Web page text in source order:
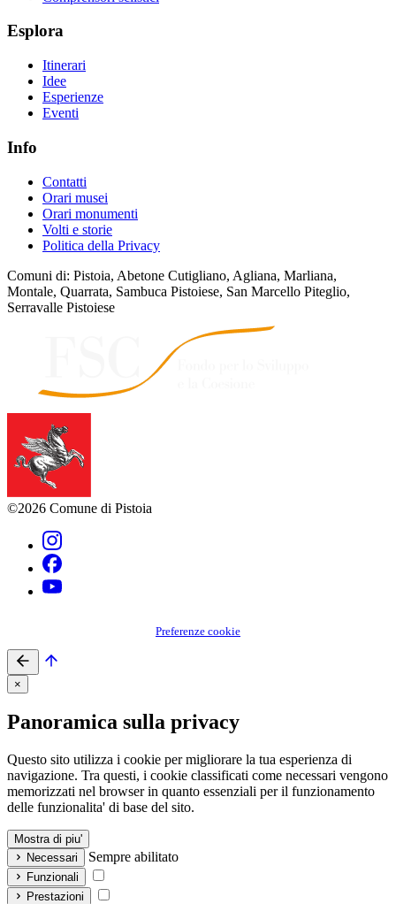
Esplora
Itinerari
Idee
Esperienze
Eventi
Info
Contatti
Orari musei
Orari monumenti
Volti e storie
Politica della Privacy
Comuni di: Pistoia, Abetone Cutigliano, Agliana, Marliana,
Montale, Quarrata, Sambuca Pistoiese, San Marcello Piteglio,
Serravalle Pistoiese
©2026 Comune di Pistoia
Preferenze cookie
×
Panoramica sulla privacy
Questo sito utilizza i cookie per migliorare la tua esperienza di
navigazione. Tra questi, i cookie classificati come necessari vengono
memorizzati nel browser in quanto essenziali per il funzionamento
delle funzionalita' di base del sito.
Mostra di piu'
Necessari
Sempre abilitato
Funzionali
Prestazioni